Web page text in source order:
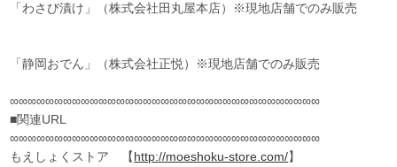
「わさび漬け」（株式会社田丸屋本店）※現地店舗でのみ販売
「静岡おでん」（株式会社正悦）※現地店舗でのみ販売
∞∞∞∞∞∞∞∞∞∞∞∞∞∞∞∞∞∞∞∞∞∞∞∞∞∞∞∞∞∞∞∞∞∞∞
■関連URL
∞∞∞∞∞∞∞∞∞∞∞∞∞∞∞∞∞∞∞∞∞∞∞∞∞∞∞∞∞∞∞∞∞∞∞
もえしょくストア 【http://moeshoku-store.com/】